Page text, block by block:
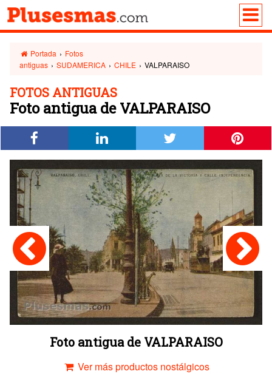
Portada › Fotos
antiguas › SUDAMERICA › CHILE › VALPARAISO
FOTOS ANTIGUAS
Foto antigua de VALPARAISO
Foto antigua de VALPARAISO
Ver más productos nostálgicos